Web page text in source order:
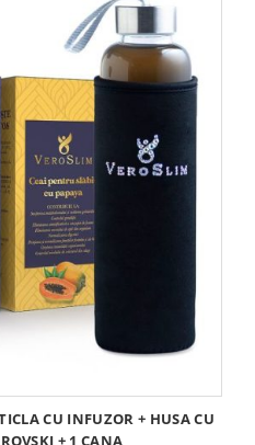
CU INFUZOR + HUSA CU
+ 1 CANA